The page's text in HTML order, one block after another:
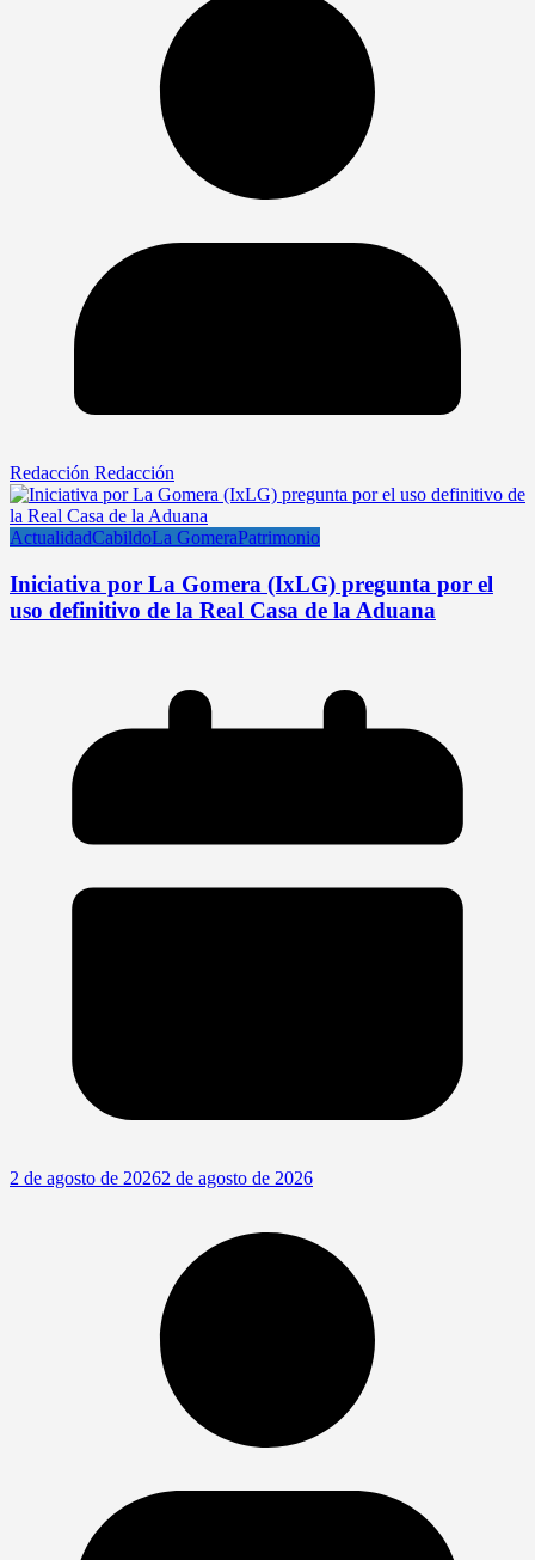
Redacción Redacción
ActualidadCabildoLa GomeraPatrimonio
Iniciativa por La Gomera (IxLG) pregunta por el
uso definitivo de la Real Casa de la Aduana
2 de agosto de 20262 de agosto de 2026